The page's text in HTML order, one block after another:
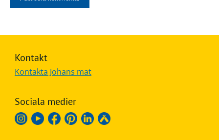
Kontakt
Kontakta Johans mat
Sociala medier